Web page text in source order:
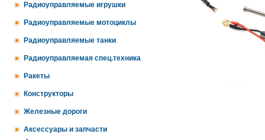
Радиоуправляемые игрушки
Радиоуправляемые мотоциклы
Радиоуправляемые танки
Радиоуправляемая спец.техника
Ракеты
Конструкторы
Железные дороги
Аксессуары и запчасти